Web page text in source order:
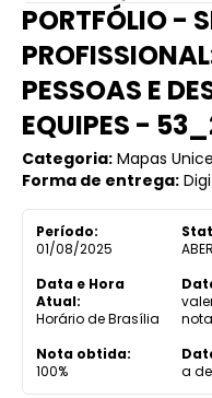
PORTFÓLIO -
PESSOAS E
EQUIPES -
Categoria: Mapas
Forma de entrega:
Período:
01/08/2025
Data e Hora
Atual:
Horário de Brasília
nota
Nota obtida:
100%
a